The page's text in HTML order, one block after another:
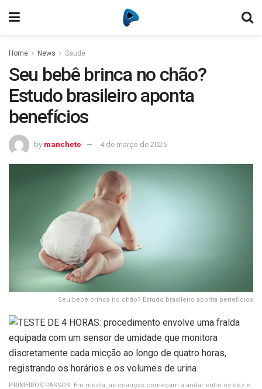
Home News Saude
Seu bebê brinca no chão?
Estudo brasileiro aponta
benefícios
by manchete 4 de março de 2025
Seu bebê brinca no chão? Estudo brasileiro aponta benefícios
PRIMEIROS PASSOS: Em média, as crianças começam a andar entre os dez e